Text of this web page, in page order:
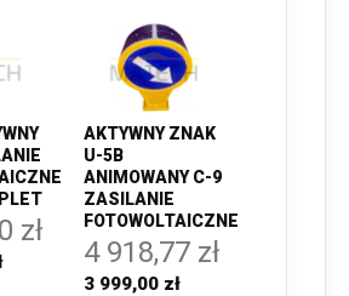
zł
AKTYWNY ZNAK
U-5B
ANIMOWANY C-9
ZASILANIE
FOTOWOLTAICZNE
4 918,77 zł
3 999,00 zł